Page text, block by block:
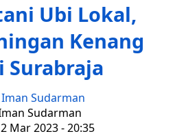
Ubi Lokal,
Kenang
Surabraja
Iman Sudarman
Sudarman
Mar 2023 - 20:35